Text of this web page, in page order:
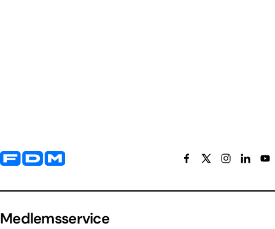
Yderligere information og kontaktoplysninger
Medlemsservice